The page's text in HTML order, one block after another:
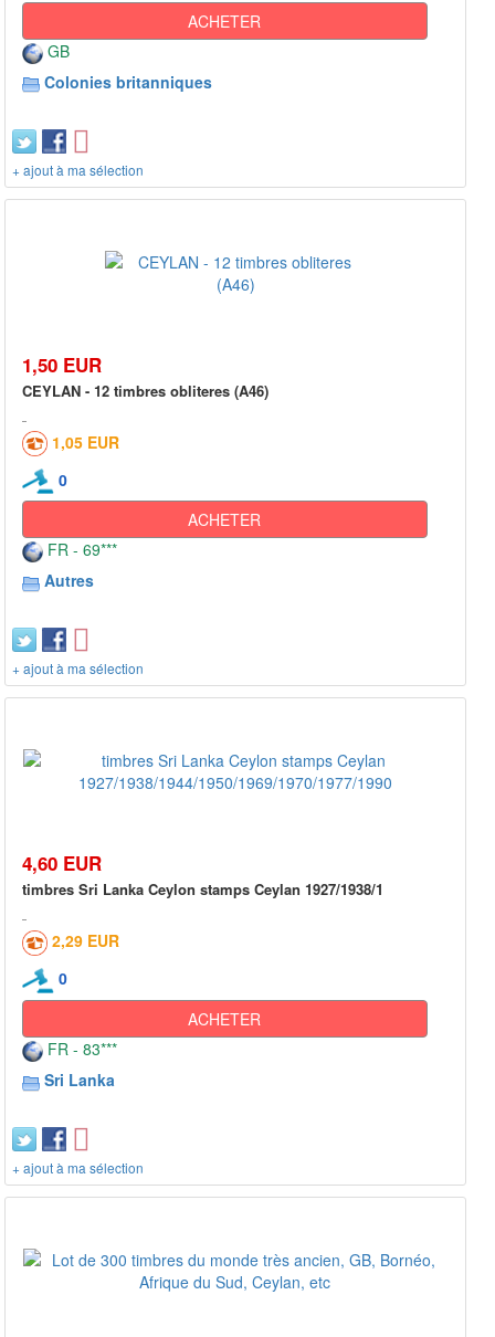
ACHETER
GB
Colonies britanniques
+ ajout à ma sélection
1,50 EUR
CEYLAN - 12 timbres obliteres (A46)
1,05 EUR
0
ACHETER
FR - 69***
Autres
+ ajout à ma sélection
4,60 EUR
timbres Sri Lanka Ceylon stamps Ceylan 1927/1938/1
2,29 EUR
0
ACHETER
FR - 83***
Sri Lanka
+ ajout à ma sélection